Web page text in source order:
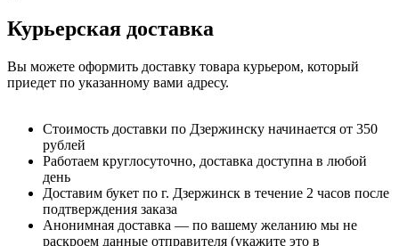
Курьерская доставка
Вы можете оформить доставку товара курьером, который
приедет по указанному вами адресу.
Стоимость доставки по Дзержинску начинается от 350
рублей
Работаем круглосуточно, доставка доступна в любой
день
Доставим букет по г. Дзержинск в течение 2 часов после
подтверждения заказа
Анонимная доставка — по вашему желанию мы не
раскроем данные отправителя (укажите это в